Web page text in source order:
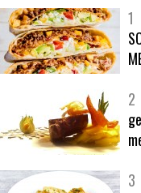
MÁS LEÍDO ÚLTIMAS